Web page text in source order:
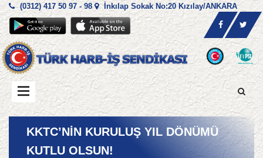
(0312) 417 50 97 - 98 İnkılap Sokak No:20 Kızılay/ANKARA
KKTC’NİN KURULUŞ YIL DÖNÜMÜ
KUTLU OLSUN!